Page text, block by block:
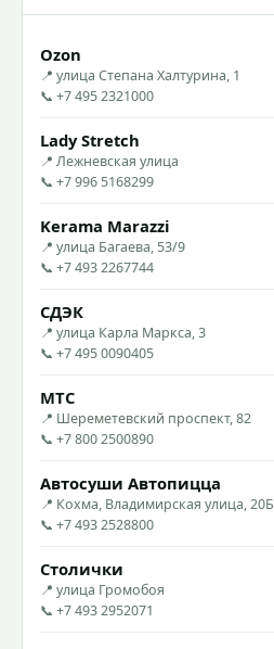
Ozon
📍 улица Степана Халтурина, 1
📞 +7 495 2321000
Lady Stretch
📍 Лежневская улица
📞 +7 996 5168299
Kerama Marazzi
📍 улица Багаева, 53/9
📞 +7 493 2267744
СДЭК
📍 улица Карла Маркса, 3
📞 +7 495 0090405
МТС
📍 Шереметевский проспект, 82
📞 +7 800 2500890
Автосуши Автопицца
📍 Кохма, Владимирская улица, 20Б
📞 +7 493 2528800
Столички
📍 улица Громобоя
📞 +7 493 2952071